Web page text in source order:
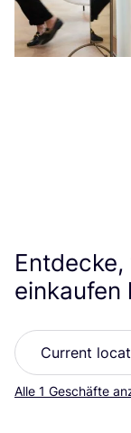
Entdecke,
einkaufen
Alle 1 Geschäfte